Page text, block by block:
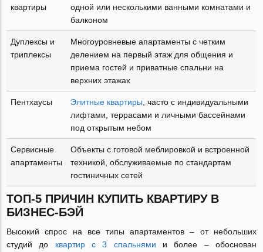
квартиры
одной или несколькими ванными комнатами и
балконом
Дуплексы и
триплексы
Многоуровневые апартаменты с четким
делением на первый этаж для общения и
приема гостей и приватные спальни на
верхних этажах
Пентхаусы Элитные квартиры, часто с индивидуальными
лифтами, террасами и личными бассейнами
под открытым небом
Сервисные
апартаменты
Объекты с готовой меблировкой и встроенной
техникой, обслуживаемые по стандартам
гостиничных сетей
ТОП-5 ПРИЧИН КУПИТЬ КВАРТИРУ В
БИЗНЕС-БЭЙ
Высокий спрос на все типы апартаментов – от небольших
студий до квартир с 3 спальнями и более – обоснован